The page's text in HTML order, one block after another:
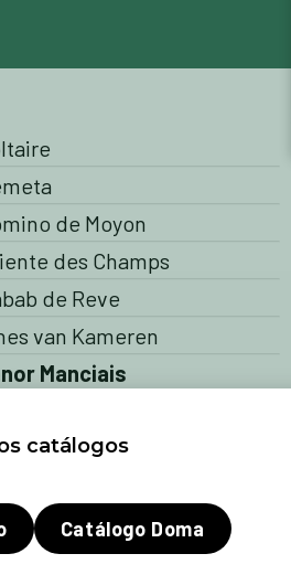
de Moyon
des Champs
de Reve
van Kameren
Manciais
se habla de cría y es de esta
el fallecido
du vallon”, “Tonic des Mets” o el
de caballos de alto rendimiento en
catálogos
Catálogo Doma